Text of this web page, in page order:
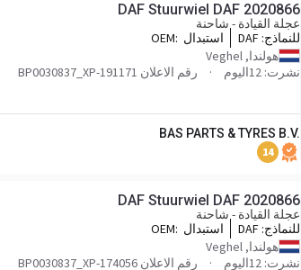
DAF Stuurwiel DAF 2020866
عجلة القيادة - شاحنة
للنماذج: DAF
استبدال OEM:
هولندا, Veghel
نشرت: 12اليوم
رقم الاعلان BP0030837_XP-191171
BAS PARTS & TYRES B.V.
14
DAF Stuurwiel DAF 2020866
عجلة القيادة - شاحنة
للنماذج: DAF
استبدال OEM:
هولندا, Veghel
نشرت: 12اليوم
رقم الاعلان BP0030837_XP-174056